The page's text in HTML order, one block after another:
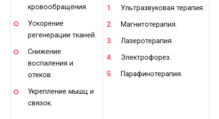
кровообращения.
Ускорение
регенерации тканей.
Снижение
воспаления и
отеков.
Укрепление мышц и
связок.
Ультразвуковая терапия.
Магнитотерапия.
Лазеротерапия.
Электрофорез.
Парафинотерапия.